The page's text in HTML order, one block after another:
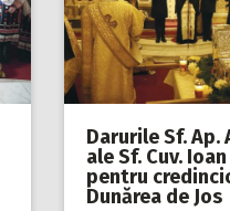
Darurile Sf. Ap.
ale Sf. Cuv.
pentru
Dunărea de Jos